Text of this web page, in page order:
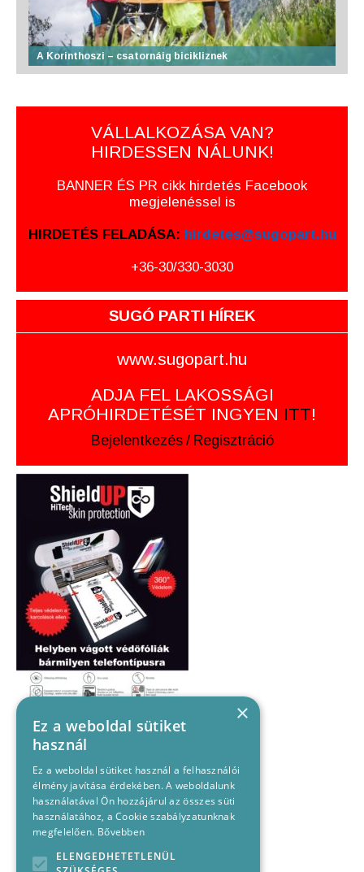
A Korinthoszi – csatornáig bicikliznek
VÁLLALKOZÁSA VAN?
HIRDESSEN NÁLUNK!
BANNER ÉS PR cikk hirdetés Facebook
megjelenéssel is
HIRDETÉS FELADÁSA: hirdetes@sugopart.hu
+36-30/330-3030
SUGÓ PARTI HÍREK
www.sugopart.hu
ADJA FEL LAKOSSÁGI
APRÓHIRDETÉSÉT INGYEN ITT!
Bejelentkezés / Regisztráció
×
Ez a weboldal sütiket
használ
Ez a weboldal sütiket használ a felhasználói
élmény javítása érdekében. A weboldalunk
használatával Ön hozzájárul az összes süti
használatához, a Cookie szabályzatunknak
megfelelően. Bővebben
ELENGEDHETETLENÜL